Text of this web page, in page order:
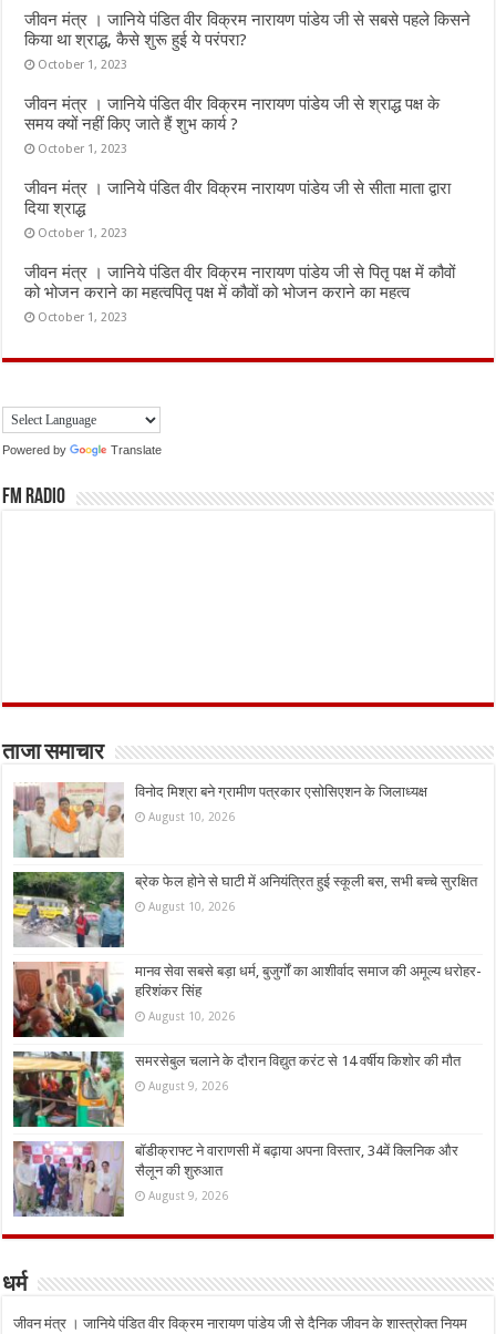
जीवन मंत्र । जानिये पंडित वीर विक्रम नारायण पांडेय जी से सबसे पहले किसने
किया था श्राद्ध, कैसे शुरू हुई ये परंपरा?
October 1, 2023
जीवन मंत्र । जानिये पंडित वीर विक्रम नारायण पांडेय जी से श्राद्ध पक्ष के
समय क्यों नहीं किए जाते हैं शुभ कार्य ?
October 1, 2023
जीवन मंत्र । जानिये पंडित वीर विक्रम नारायण पांडेय जी से सीता माता द्वारा
दिया श्राद्ध
October 1, 2023
जीवन मंत्र । जानिये पंडित वीर विक्रम नारायण पांडेय जी से पितृ पक्ष में कौवों
को भोजन कराने का महत्वपितृ पक्ष में कौवों को भोजन कराने का महत्व
October 1, 2023
Powered by Translate
FM Radio
ताजा समाचार
विनोद मिश्रा बने ग्रामीण पत्रकार एसोसिएशन के जिलाध्यक्ष
August 10, 2026
ब्रेक फेल होने से घाटी में अनियंत्रित हुई स्कूली बस, सभी बच्चे सुरक्षित
August 10, 2026
मानव सेवा सबसे बड़ा धर्म, बुजुर्गों का आशीर्वाद समाज की अमूल्य धरोहर-
हरिशंकर सिंह
August 10, 2026
समरसेबुल चलाने के दौरान विद्युत करंट से 14 वर्षीय किशोर की मौत
August 9, 2026
बॉडीक्राफ्ट ने वाराणसी में बढ़ाया अपना विस्तार, 34वें क्लिनिक और
सैलून की शुरुआत
August 9, 2026
धर्म
जीवन मंत्र । जानिये पंडित वीर विक्रम नारायण पांडेय जी से दैनिक जीवन के शास्त्रोक्त नियम